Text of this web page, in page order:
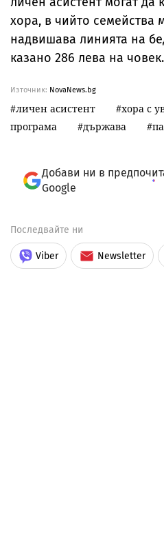
хора, в чийто семейства
надвишава линията на
казано 286 лева на човек.
Източник: NovaNews.bg
личен асистент
хора с
програма
държава
Добави ни в
Google
Последвайте ни
Viber Newsletter